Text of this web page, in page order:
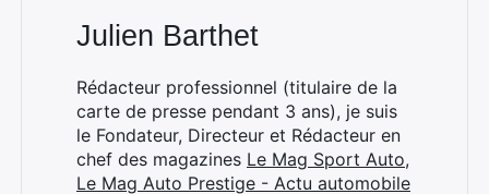
Julien Barthet
Rédacteur professionnel (titulaire de la
carte de presse pendant 3 ans), je suis
le Fondateur, Directeur et Rédacteur en
chef des magazines Le Mag Sport Auto,
Le Mag Auto Prestige - Actu automobile